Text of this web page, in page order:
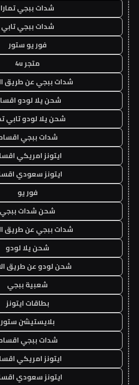
شدات ببجي تمارا
شدات ببجي تابي
فور يو ستور
متجر 4u
شدات ببجي عن طريق
شحن يلا لودو
شحن يلا لودو تابي
شدات ببجي
ايتونز امريكي
ايتونز سعودي
فور يو
شحن شدات ببجي
شدات ببجي عن طريق
شحن يلا لودو
شحن لودو عن طريق
شعبية ببجي
بطاقات ايتونز
بلايستيشن ستور
شدات ببجي
ايتونز امريكي
ايتونز سعودي